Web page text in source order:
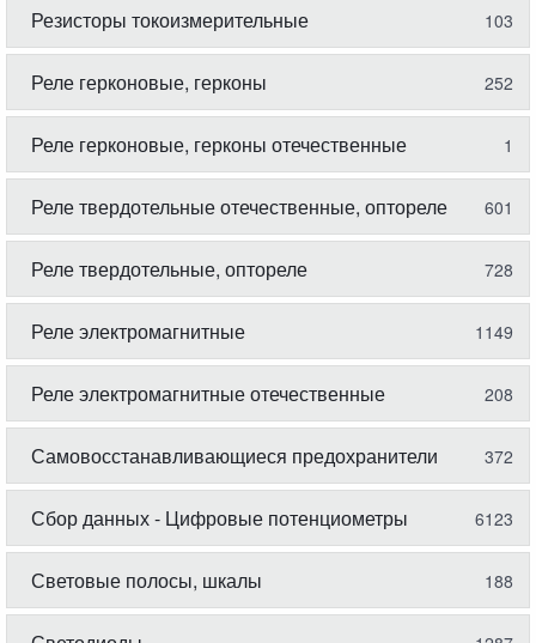
Резисторы токоизмерительные 103
Реле герконовые, герконы 252
Реле герконовые, герконы отечественные 1
Реле твердотельные отечественные, оптореле 601
Реле твердотельные, оптореле 728
Реле электромагнитные 1149
Реле электромагнитные отечественные 208
Самовосстанавливающиеся предохранители 372
Сбор данных - Цифровые потенциометры 6123
Световые полосы, шкалы 188